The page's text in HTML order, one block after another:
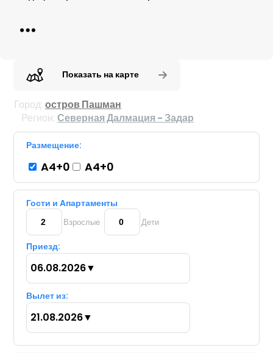
Показать на карте
Город: остров Пашман
Регион: Северная Далмация - Задар
Размещение:
A4+0 A4+0
Гости и Aпартаменты
Взрослые Дети
Приезд:
06.08.2026▼
Вылет из:
21.08.2026▼